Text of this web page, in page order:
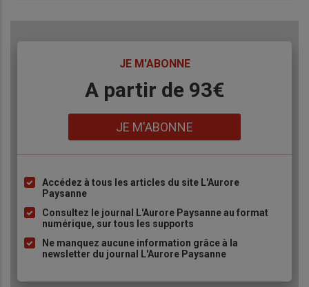
JE M'ABONNE
A partir de 93€
JE M'ABONNE
Liste
puce
Accédez à tous les articles du site L'Aurore
Paysanne
Consultez le journal L'Aurore Paysanne au format
numérique, sur tous les supports
Ne manquez aucune information grâce à la
newsletter du journal L'Aurore Paysanne